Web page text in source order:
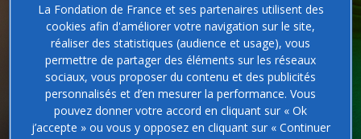
Fréquence
Je donne une fois.
Je donne tous les mois.
Bourses d'études
La Fondation de France et ses partenaires utilisent des
cookies afin d'améliorer votre navigation sur le site,
réaliser des statistiques (audience et usage), vous
permettre de partager des éléments sur les réseaux
sociaux, vous proposer du contenu et des publicités
personnalisés et d’en mesurer la performance. Vous
pouvez donner votre accord en cliquant sur « Ok
j’accepte » ou vous y opposez en cliquant sur « Continuer